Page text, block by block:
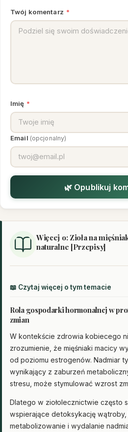
Twój komentarz *
Imię *
Email (opcjonalny)
🌿 Opublikuj
Więcej o: Zioła na
naturalne [Przepisy]
📖 Czytaj więcej o tym temacie
Rola gospodarki hormonalnej w
zmian
W kontekście zdrowia kobiecego
zrozumienie, że mięśniaki macicy
od poziomu estrogenów. Nadmiar
wynikający z zaburzeń
stresu, może stymulować wzrost
Dlatego w ziołolecznictwie często
wspierające detoksykację
metabolizowanie i wydalanie